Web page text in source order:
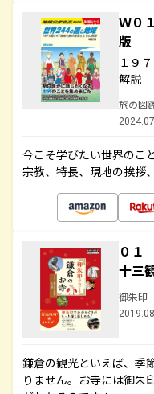
Ｗ０
版
１９
解説
旅の図
今こそ学びたい世界のこ
宗教、特長、現地の挨拶
０１
十三
御朱印
鎌倉の観光といえば、季
りません。お寺には御朱